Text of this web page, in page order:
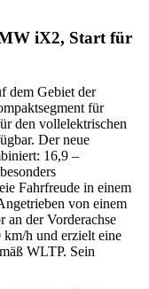
iX2, Start für
dem Gebiet der
für
den vollelektrischen
Der neue
16,9 –
Fahrfreude in einem
von einem
an der Vorderachse
h und erzielt eine
WLTP. Sein